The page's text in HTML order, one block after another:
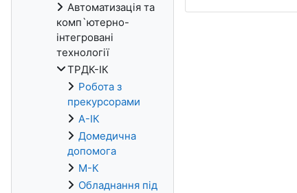
Автоматизація та
комп`ютерно-
інтегровані
технології
ТРДК-ІК
Робота з
прекурсорами
А-ІК
Домедична
допомога
М-К
Обладнання під